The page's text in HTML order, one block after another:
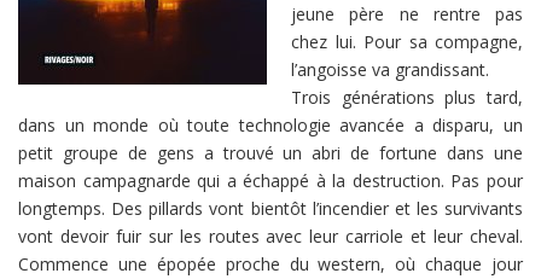
jeune père ne rentre pas
chez lui. Pour sa compagne,
l’angoisse va grandissant.
Trois générations plus tard,
dans un monde où toute technologie avancée a disparu, un
petit groupe de gens a trouvé un abri de fortune dans une
maison campagnarde qui a échappé à la destruction. Pas pour
longtemps. Des pillards vont bientôt l’incendier et les survivants
vont devoir fuir sur les routes avec leur carriole et leur cheval.
Commence une épopée proche du western, où chaque jour